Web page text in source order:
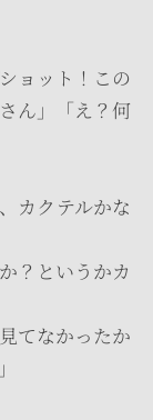
ョット！この
ん」「え？何
カクテルかな
？というかカ
てなかったか